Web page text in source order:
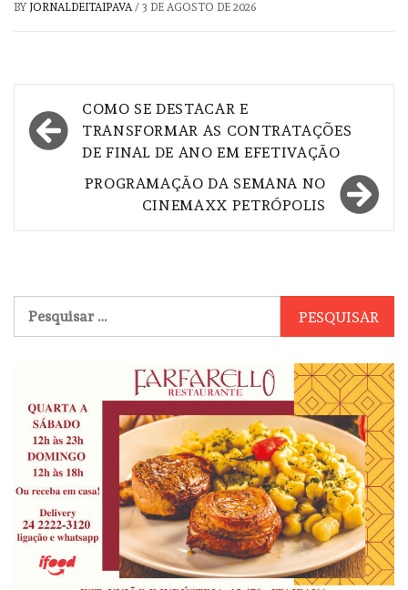
BY JORNALDEITAIPAVA/ 3 DE AGOSTO DE 2026
Navegação
de
COMO SE DESTACAR E
TRANSFORMAR AS CONTRATAÇÕES
DE FINAL DE ANO EM EFETIVAÇÃO
PROGRAMAÇÃO DA SEMANA NO
CINEMAXX PETRÓPOLIS
por: